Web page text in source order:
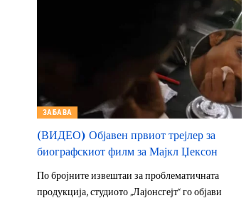
ЗАБАВА
(ВИДЕО) Објавен првиот трејлер за
биографскиот филм за Мајкл Џексон
По бројните извештаи за проблематичната
продукција, студиото „Лајонсгејт“ го објави